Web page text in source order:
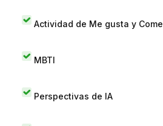
Actividad de Me gusta y
MBTI
Perspectivas de IA